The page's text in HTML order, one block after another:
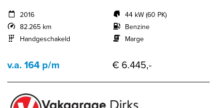
2016
82.265 km
Handgeschakeld
44 kW (60 PK)
Benzine
Marge
v.a. 164 p/m € 6.445,-